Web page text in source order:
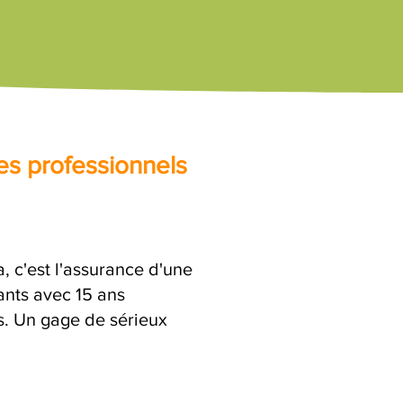
professionnels
c'est l'assurance d'une
avec 15 ans
Un gage de sérieux